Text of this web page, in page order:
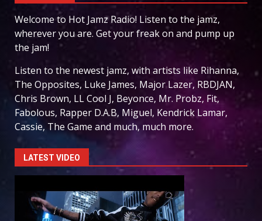
Welcome to Hot Jamz Radio! Listen to the jamz,
wherever you are. Get your freak on and pump up
the jam!
Listen to the newest jamz, with artists like Rihanna,
The Opposites, Luke James, Major Lazer, RBDJAN,
Chris Brown, LL Cool J, Beyonce, Mr. Probz, Fit,
Fabolous, Rapper D.A.B, Miguel, Kendrick Lamar,
Cassie, The Game and much, much more.
LATEST VIDEO